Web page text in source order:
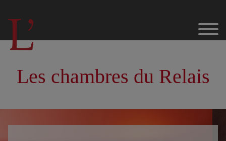
Golf
Nos Sponsors & Partenaires
Les chambres du Relais